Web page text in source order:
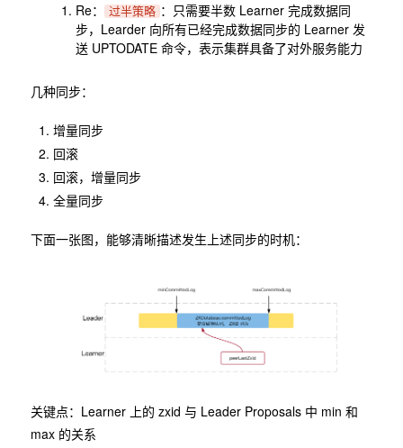
Re：
过半策略 ：只需要半数 Learner 完成数据同
步，Learder 向所有已经完成数据同步的 Learner 发
送 UPTODATE 命令，表示集群具备了对外服务能力
几种同步：
增量同步
回滚
回滚，增量同步
全量同步
下面一张图，能够清晰描述发生上述同步的时机：
关键点：Learner 上的 zxid 与 Leader Proposals 中 min 和
max 的关系